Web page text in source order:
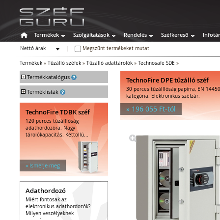
Termékek Szolgáltatások Rendelés Széfkereső Infotár
Nettó árak
Megszűnt termékeket mutat
Termékek » Tűzálló széfek » Tűzálló adattárolók » Technosafe SDE »
+ Termékkatalógus
Széfek
Értékszéfek
Tűzálló széfek
Tűzálló függőmappa-tárolók
Tűz- és vízálló irat- és
Tűzálló irattárolók
Kombinált irattárolók
Tűzálló adattárolók
Kombinált adattárolók
Speciális széfek
Fegyverszekrények
Hotelszéfek
+ Terméklisták
TechnoFire TDBK széf
120 perces tűzálllóság
adathordozóra. Nagy
tárolókapacitás. Kéttollú...
» Ismerje meg
Adathordozó
Miért fontosak az
elektronikus adathordozók?
Milyen veszélyeknek
TechnoFire DPE tűzálló széf
30 perces tűzálllóság papírra, EN
kategória. Elektronikus széfzár.
» 196 055 Ft-tól